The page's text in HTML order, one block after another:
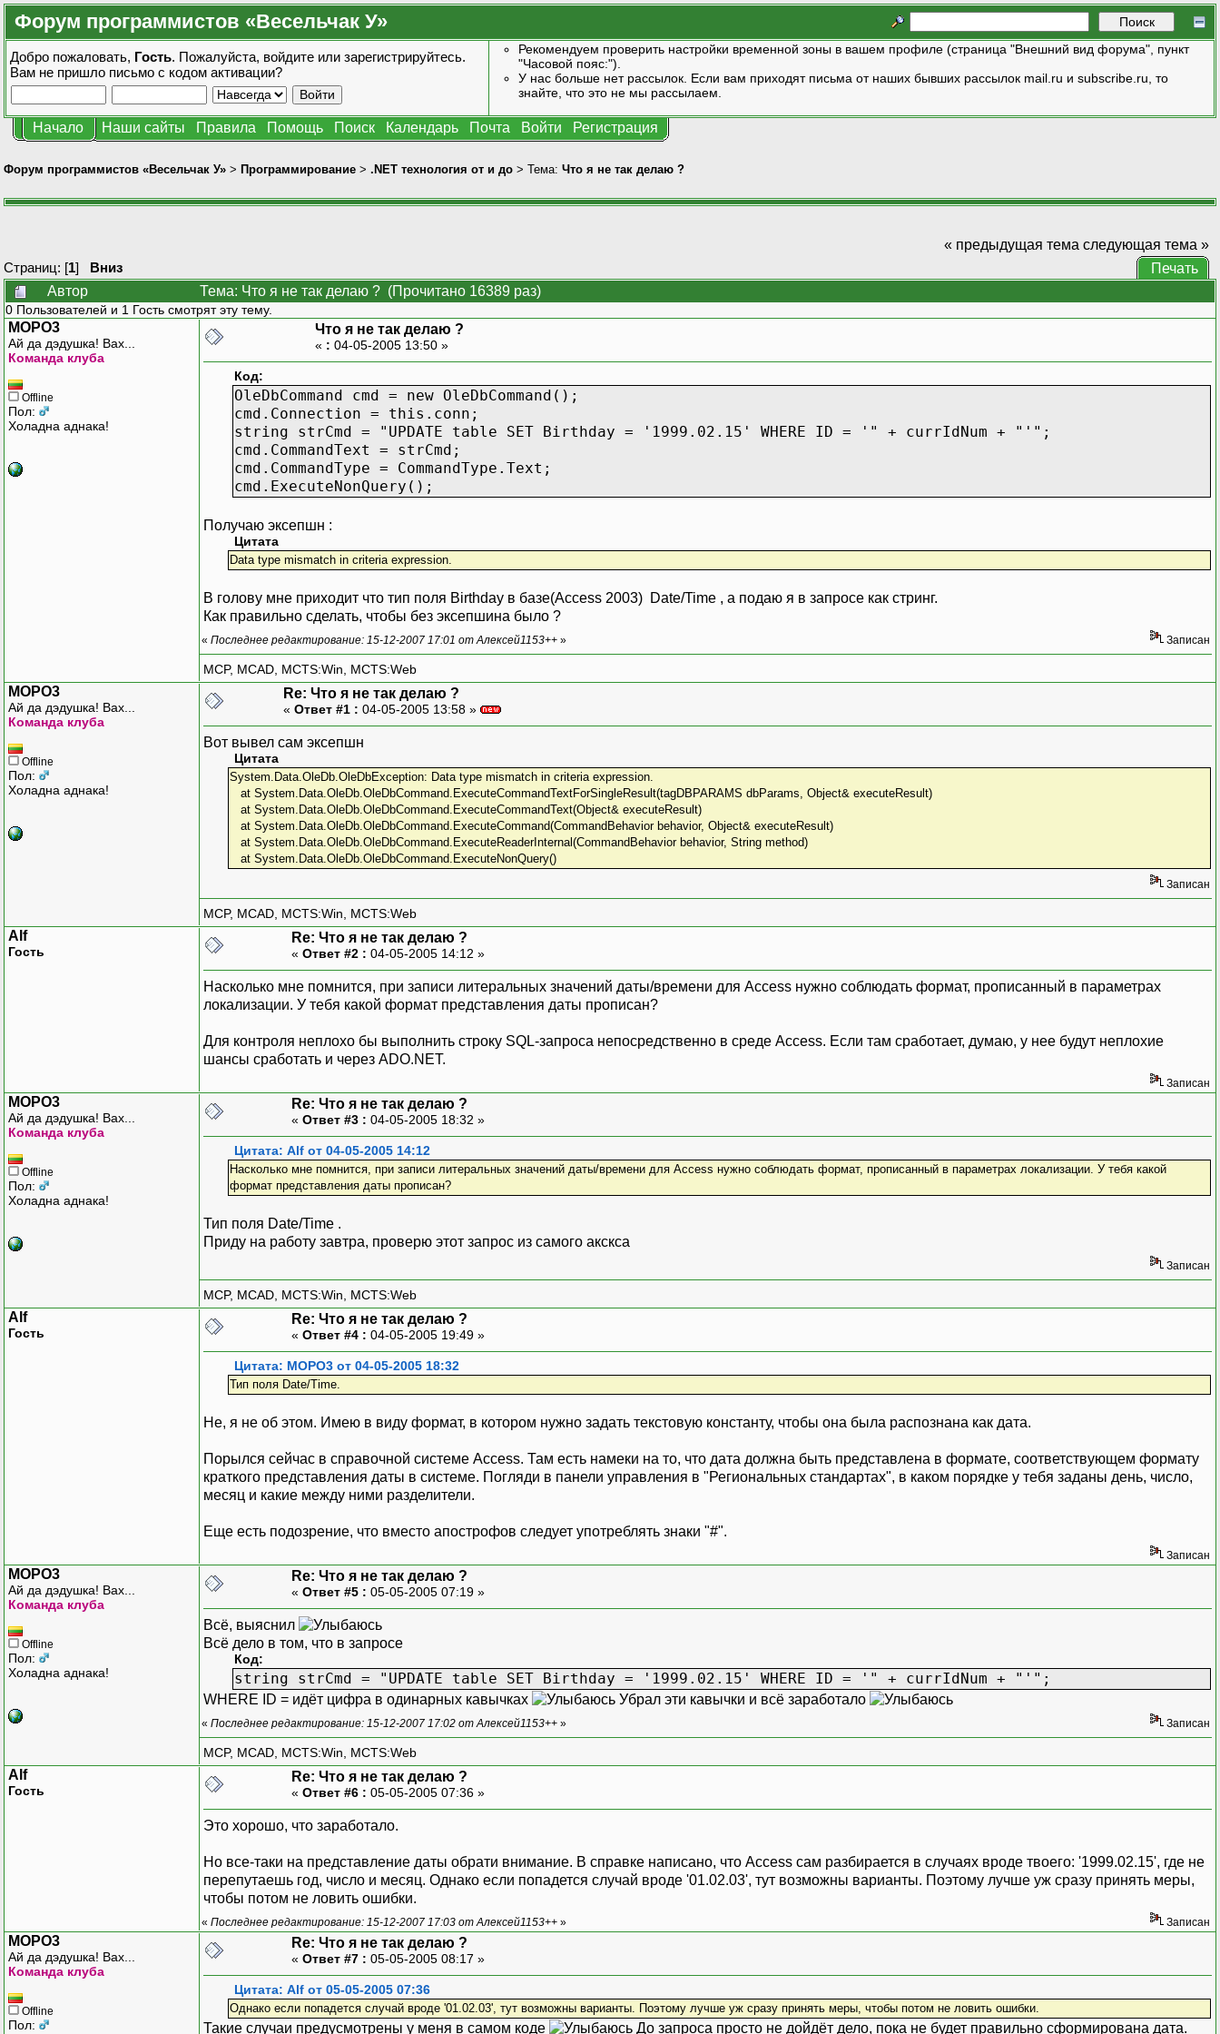
Форум программистов «Весельчак У»
Добро пожаловать, Гость. Пожалуйста, войдите или зарегистрируйтесь.
Вам не пришло письмо с кодом активации?
Рекомендуем проверить настройки временной зоны в вашем профиле (страница "Внешний вид форума", пункт
"Часовой пояс:").
У нас больше нет рассылок. Если вам приходят письма от наших бывших рассылок mail.ru и subscribe.ru, то
знайте, что это не мы рассылаем.
Начало Наши сайты Правила Помощь Поиск Календарь Почта Войти Регистрация
Форум программистов «Весельчак У» > Программирование > .NET технология от и до > Тема: Что я не так делаю ?
Страниц: [1] Вниз
« предыдущая тема следующая тема »
Печать
Автор
Тема: Что я не так делаю ? (Прочитано 16389 раз)
0 Пользователей и 1 Гость смотрят эту тему.
MOPO3
Ай да дэдушка! Вах...
Команда клуба
Offline
Пол:
Холадна аднака!
Что я не так делаю ?
« : 04-05-2005 13:50 »
Код:
OleDbCommand cmd = new OleDbCommand();
cmd.Connection = this.conn;
string strCmd = "UPDATE table SET Birthday = '1999.02.15' WHERE ID = '" + currIdNum + "'";
cmd.CommandText = strCmd;
cmd.CommandType = CommandType.Text;
cmd.ExecuteNonQuery();
Получаю эксепшн :
Цитата
Data type mismatch in criteria expression.
В голову мне приходит что тип поля Birthday в базе(Access 2003) Date/Time , а подаю я в запросе как стринг.
Как правильно сделать, чтобы без эксепшина было ?
« Последнее редактирование: 15-12-2007 17:01 от Алексей1153++ » Записан
MCP, MCAD, MCTS:Win, MCTS:Web
MOPO3
Ай да дэдушка! Вах...
Команда клуба
Offline
Пол:
Холадна аднака!
Re: Что я не так делаю ?
« Ответ #1 : 04-05-2005 13:58 »
Вот вывел сам эксепшн
Цитата
System.Data.OleDb.OleDbException: Data type mismatch in criteria expression.
at System.Data.OleDb.OleDbCommand.ExecuteCommandTextForSingleResult(tagDBPARAMS dbParams, Object& executeResult)
at System.Data.OleDb.OleDbCommand.ExecuteCommandText(Object& executeResult)
at System.Data.OleDb.OleDbCommand.ExecuteCommand(CommandBehavior behavior, Object& executeResult)
at System.Data.OleDb.OleDbCommand.ExecuteReaderInternal(CommandBehavior behavior, String method)
at System.Data.OleDb.OleDbCommand.ExecuteNonQuery()
Записан
MCP, MCAD, MCTS:Win, MCTS:Web
Alf
Гость
Re: Что я не так делаю ?
« Ответ #2 : 04-05-2005 14:12 »
Насколько мне помнится, при записи литеральных значений даты/времени для Access нужно соблюдать формат, прописанный в параметрах
локализации. У тебя какой формат представления даты прописан?
Для контроля неплохо бы выполнить строку SQL-запроса непосредственно в среде Access. Если там сработает, думаю, у нее будут неплохие
шансы сработать и через ADO.NET.
Записан
MOPO3
Ай да дэдушка! Вах...
Команда клуба
Offline
Пол:
Холадна аднака!
Re: Что я не так делаю ?
« Ответ #3 : 04-05-2005 18:32 »
Цитата: Alf от 04-05-2005 14:12
Насколько мне помнится, при записи литеральных значений даты/времени для Access нужно соблюдать формат, прописанный в параметрах локализации. У тебя какой
формат представления даты прописан?
Тип поля Date/Time .
Приду на работу завтра, проверю этот запрос из самого акскса
Записан
MCP, MCAD, MCTS:Win, MCTS:Web
Alf
Гость
Re: Что я не так делаю ?
« Ответ #4 : 04-05-2005 19:49 »
Цитата: MOPO3 от 04-05-2005 18:32
Тип поля Date/Time.
Не, я не об этом. Имею в виду формат, в котором нужно задать текстовую константу, чтобы она была распознана как дата.
Порылся сейчас в справочной системе Access. Там есть намеки на то, что дата должна быть представлена в формате, соответствующем формату
краткого представления даты в системе. Погляди в панели управления в "Региональных стандартах", в каком порядке у тебя заданы день, число,
месяц и какие между ними разделители.
Еще есть подозрение, что вместо апострофов следует употреблять знаки "#".
Записан
MOPO3
Ай да дэдушка! Вах...
Команда клуба
Offline
Пол:
Холадна аднака!
Re: Что я не так делаю ?
« Ответ #5 : 05-05-2005 07:19 »
Всё, выяснил
Всё дело в том, что в запросе
Код:
string strCmd = "UPDATE table SET Birthday = '1999.02.15' WHERE ID = '" + currIdNum + "'";
WHERE ID = идёт цифра в одинарных кавычках Убрал эти кавычки и всё заработало
« Последнее редактирование: 15-12-2007 17:02 от Алексей1153++ » Записан
MCP, MCAD, MCTS:Win, MCTS:Web
Alf
Гость
Re: Что я не так делаю ?
« Ответ #6 : 05-05-2005 07:36 »
Это хорошо, что заработало.
Но все-таки на представление даты обрати внимание. В справке написано, что Access сам разбирается в случаях вроде твоего: '1999.02.15', где не
перепутаешь год, число и месяц. Однако если попадется случай вроде '01.02.03', тут возможны варианты. Поэтому лучше уж сразу принять меры,
чтобы потом не ловить ошибки.
« Последнее редактирование: 15-12-2007 17:03 от Алексей1153++ » Записан
MOPO3
Ай да дэдушка! Вах...
Команда клуба
Offline
Пол:
Re: Что я не так делаю ?
« Ответ #7 : 05-05-2005 08:17 »
Цитата: Alf от 05-05-2005 07:36
Однако если попадется случай вроде '01.02.03', тут возможны варианты. Поэтому лучше уж сразу принять меры, чтобы потом не ловить ошибки.
Такие случаи предусмотрены у меня в самом коде До запроса просто не дойдёт дело, пока не будет правильно сформирована дата.